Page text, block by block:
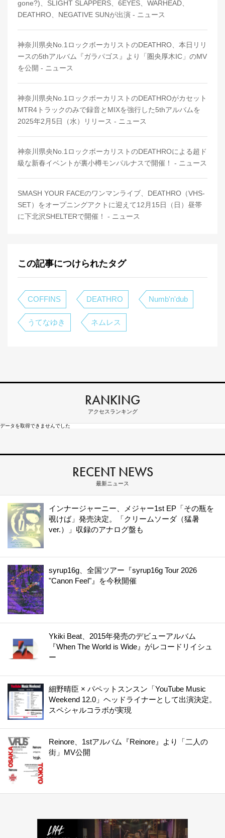
gone?)、SLIGHT SLAPPERS、6EYES、WARHEAD、
DEATHRO、NEGATIVE SUNが出演 - ニュース
神奈川県央No.1ロックボーカリストのDEATHRO、本日リリ
ースの5thアルバム『ガラパゴス』より「圏央厚木IC」のMV
を公開 - ニュース
神奈川県央No.1ロックボーカリストのDEATHROがカセット
MTR4トラックのみで録音とMIXを強行した5thアルバムを
2025年2月5日（水）リリース - ニュース
神奈川県央No.1ロックボーカリストのDEATHROによる超ド
級な新春イベントが裏小樽モンパルナスで開催！ - ニュース
SMASH YOUR FACEのワンマンライブ、DEATHRO（VHS-
SET）をオープニングアクトに迎えて12月15日（日）昼帯
に下北沢SHELTERで開催！ - ニュース
この記事につけられたタグ
COFFINS DEATHRO Numb'n'dub
うてなゆき ネムレス
RANKING
アクセスランキング
データを取得できませんでした
RECENT NEWS
最新ニュース
インナージャーニー、メジャー1st EP「その瓶を
覗けば」発売決定。「クリームソーダ（猛暑
ver.）」収録のアナログ盤も
syrup16g、全国ツアー『syrup16g Tour 2026
"Canon Feel"』を今秋開催
Ykiki Beat、2015年発売のデビューアルバム
『When The World is Wide』がレコードリイシュ
ー
細野晴臣 × パペットスンスン「YouTube Music
Weekend 12.0」ヘッドライナーとして出演決定。
スペシャルコラボが実現
Reinore、1stアルバム『Reinore』より「二人の
街」MV公開